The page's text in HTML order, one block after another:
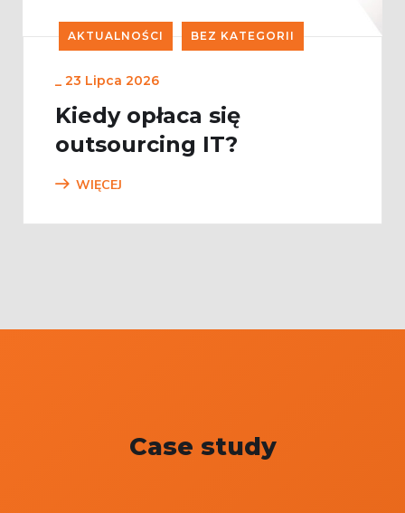
AKTUALNOŚCI BEZ KATEGORII
_ 23 Lipca 2026
Kiedy opłaca się
outsourcing IT?
WIĘCEJ
Case study